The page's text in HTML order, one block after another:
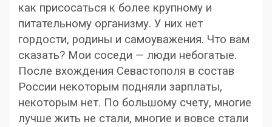
как присосаться к более крупному и
питательному организму. У них нет
гордости, родины и самоуважения. Что вам
сказать? Мои соседи — люди небогатые.
После вхождения Севастополя в состав
России некоторым подняли зарплаты,
некоторым нет. По большому счету, многие
лучше жить не стали, многие и вовсе стали